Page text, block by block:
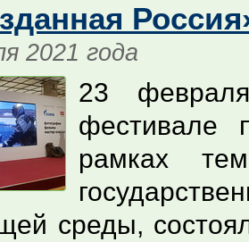
2021 года
23
фестивале
рамках
среды,